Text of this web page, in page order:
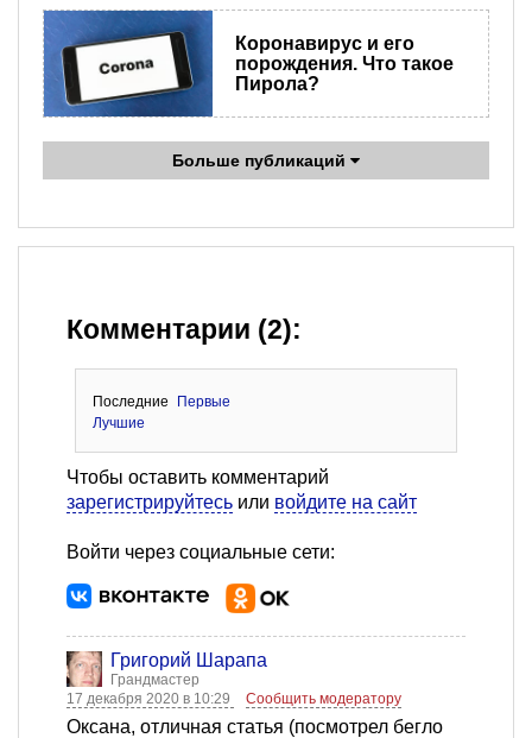
Коронавирус и его
порождения. Что такое
Пирола?
Больше публикаций
Комментарии (2):
Последние
Первые
Лучшие
Чтобы оставить комментарий
зарегистрируйтесь или войдите на сайт
Войти через социальные сети:
Григорий Шарапа
Грандмастер
17 декабря 2020 в 10:29
Сообщить модератору
Оксана, отличная статья (посмотрел бегло